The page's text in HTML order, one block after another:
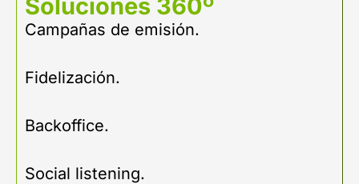
Soluciones 360º
Campañas de emisión.
Fidelización.
Backoffice.
Social listening.